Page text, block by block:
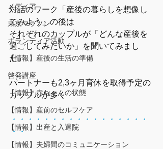
メディア
東京マラソン
ボランティア活動
【情報】産後の生活の準備
啓発講座
【情報】赤ちゃんの状態
【情報】産前のセルフケア
【情報】出産と入退院
【情報】夫婦間のコミュニケーション
対話のワーク「産後の暮らしを想像し
てみよう」の後は
それぞれのカップルが「どんな産後を
過ごしてみたいか」を聞いてみまし
た。
パートナーも2,3ヶ月育休を取得予定の
カップルが多く
・・・・・・・・・・・・・・・・・
・・